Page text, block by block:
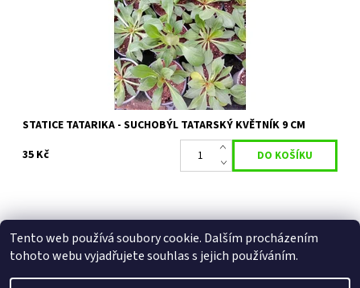
Skladem 50 ks
29566
STATICE TATARIKA - SUCHOBÝL TATARSKÝ KVĚTNÍK 9 CM
35 Kč
Facebook | Heureka.cz | Zboží.cz
Tento web používá soubory cookie. Dalším procházením
tohoto webu vyjadřujete souhlas s jejich používáním.